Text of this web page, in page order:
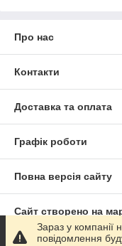
Про нас
Контакти
Доставка та оплата
Графік роботи
Повна версія сайту
Сайт створено на
Зараз у компанії
повідомлення